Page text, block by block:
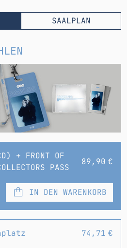
SAALPLAN
+ FRONT OF
PASS
89,90 €
IN DEN WARENKORB
74,71 €